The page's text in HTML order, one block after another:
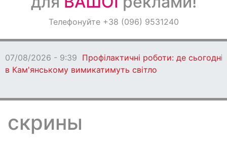
ОголошенняТелефонуйте +38 (096) 9531240
07/08/2026 - 9:39 Профілактичні роботи: де сьогодні
в Кам'янському вимикатимуть світло
скрины